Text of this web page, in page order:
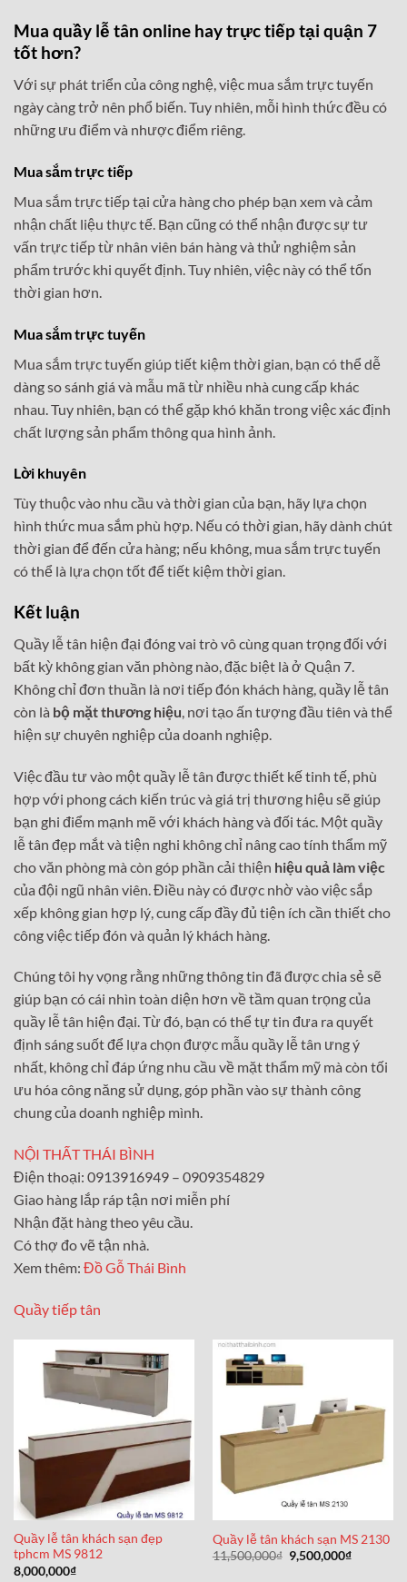
Mua quầy lễ tân online hay trực tiếp tại quận 7
tốt hơn?
Với sự phát triển của công nghệ, việc mua sắm trực tuyến
ngày càng trở nên phổ biến. Tuy nhiên, mỗi hình thức đều có
những ưu điểm và nhược điểm riêng.
Mua sắm trực tiếp
Mua sắm trực tiếp tại cửa hàng cho phép bạn xem và cảm
nhận chất liệu thực tế. Bạn cũng có thể nhận được sự tư
vấn trực tiếp từ nhân viên bán hàng và thử nghiệm sản
phẩm trước khi quyết định. Tuy nhiên, việc này có thể tốn
thời gian hơn.
Mua sắm trực tuyến
Mua sắm trực tuyến giúp tiết kiệm thời gian, bạn có thể dễ
dàng so sánh giá và mẫu mã từ nhiều nhà cung cấp khác
nhau. Tuy nhiên, bạn có thể gặp khó khăn trong việc xác định
chất lượng sản phẩm thông qua hình ảnh.
Lời khuyên
Tùy thuộc vào nhu cầu và thời gian của bạn, hãy lựa chọn
hình thức mua sắm phù hợp. Nếu có thời gian, hãy dành chút
thời gian để đến cửa hàng; nếu không, mua sắm trực tuyến
có thể là lựa chọn tốt để tiết kiệm thời gian.
Kết luận
Quầy lễ tân hiện đại đóng vai trò vô cùng quan trọng đối với
bất kỳ không gian văn phòng nào, đặc biệt là ở Quận 7.
Không chỉ đơn thuần là nơi tiếp đón khách hàng, quầy lễ tân
còn là bộ mặt thương hiệu, nơi tạo ấn tượng đầu tiên và thể
hiện sự chuyên nghiệp của doanh nghiệp.
Việc đầu tư vào một quầy lễ tân được thiết kế tinh tế, phù
hợp với phong cách kiến trúc và giá trị thương hiệu sẽ giúp
bạn ghi điểm mạnh mẽ với khách hàng và đối tác. Một quầy
lễ tân đẹp mắt và tiện nghi không chỉ nâng cao tính thẩm mỹ
cho văn phòng mà còn góp phần cải thiện hiệu quả làm việc
của đội ngũ nhân viên. Điều này có được nhờ vào việc sắp
xếp không gian hợp lý, cung cấp đầy đủ tiện ích cần thiết cho
công việc tiếp đón và quản lý khách hàng.
Chúng tôi hy vọng rằng những thông tin đã được chia sẻ sẽ
giúp bạn có cái nhìn toàn diện hơn về tầm quan trọng của
quầy lễ tân hiện đại. Từ đó, bạn có thể tự tin đưa ra quyết
định sáng suốt để lựa chọn được mẫu quầy lễ tân ưng ý
nhất, không chỉ đáp ứng nhu cầu về mặt thẩm mỹ mà còn tối
ưu hóa công năng sử dụng, góp phần vào sự thành công
chung của doanh nghiệp mình.
NỘI THẤT THÁI BÌNH
Điện thoại: 0913916949 – 0909354829
Giao hàng lắp ráp tận nơi miễn phí
Nhận đặt hàng theo yêu cầu.
Có thợ đo vẽ tận nhà.
Xem thêm: Đồ Gỗ Thái Bình
Quầy tiếp tân
Quầy lễ tân khách sạn đẹp
tphcm MS 9812
8,000,000₫
Quầy lễ tân khách sạn MS 2130
11,500,000₫ Giá
gốc
9,500,000₫Giá